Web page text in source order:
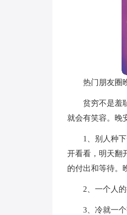
热门朋友圈
贫穷不是羞
就会有笑容。晚
1、别人种
开看看，明天翻
的付出和等待。
2、一个人
3、冷就一